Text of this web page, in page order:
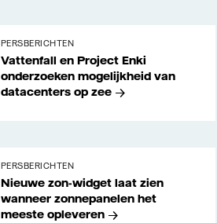
PERSBERICHTEN
Vattenfall en Project Enki
onderzoeken mogelijkheid van
datacenters op zee
PERSBERICHTEN
Nieuwe zon-widget laat zien
wanneer zonnepanelen het
meeste opleveren